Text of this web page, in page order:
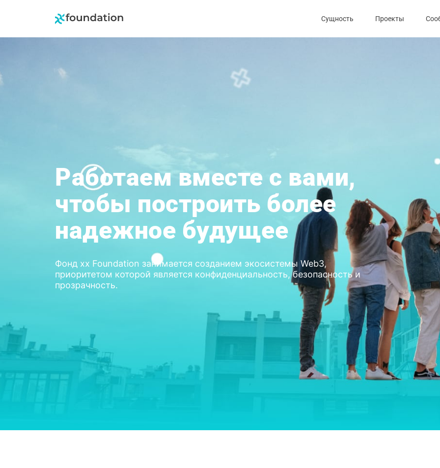
Сущность Проекты
Работаем вместе с вами,
чтобы построить более
надежное будущее
Фонд xx Foundation занимается созданием экосистемы Web3,
приоритетом которой является конфиденциальность, безопасность и
прозрачность.